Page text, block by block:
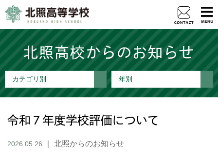
北照高校からのお知らせ
カテゴリ別 年別
令和７年度学校評価について
2026.05.26 北照からのお知らせ